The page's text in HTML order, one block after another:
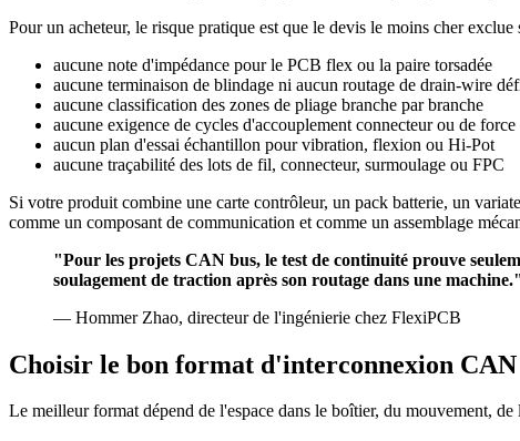
Pour un acheteur, le risque pratique est que le devis le moins cher
aucune note d'impédance pour le PCB flex ou la paire torsadée
aucune terminaison de blindage ni aucun routage de drain-wire
aucune classification des zones de pliage branche par branche
aucune exigence de cycles d'accouplement connecteur ou de force
aucun plan d'essai échantillon pour vibration, flexion ou Hi-Pot
aucune traçabilité des lots de fil, connecteur, surmoulage ou FPC
Si votre produit combine une carte contrôleur, un pack batterie, un
comme un composant de communication et comme un assemblage
"Pour les projets CAN bus, le test de continuité prouve
soulagement de traction après son routage dans une machine."
— Hommer Zhao, directeur de l'ingénierie chez FlexiPCB
Choisir le bon format d'interconnexion CAN
Le meilleur format dépend de l'espace dans le boîtier, du mouvement,